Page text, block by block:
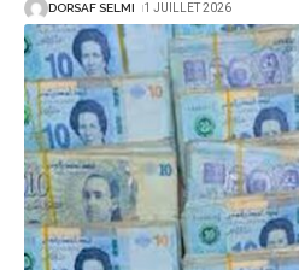
DORSAF SELMI 1 JUILLET 2026